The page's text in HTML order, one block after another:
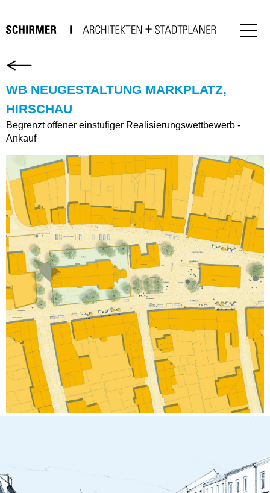
WB NEUGESTALTUNG MARKPLATZ,
HIRSCHAU
Begrenzt offener einstufiger Realisierungswettbewerb -
Ankauf